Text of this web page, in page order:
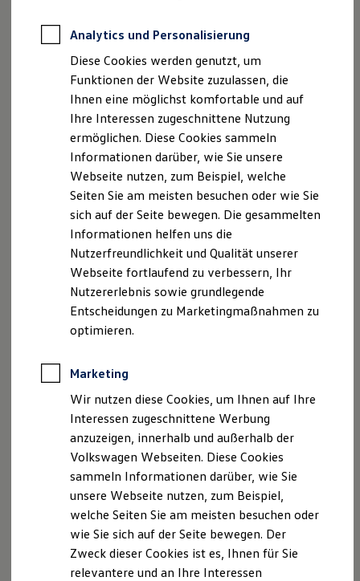
Zertifizierte Gebrauchtwagen
Für Privatkunden
Für Gewerbekunden
Leasing
Für Privatkunden
Für Gewerbekunden
Versicherungen & Garantien
Garantien
Kfz-Versicherung für Nutzfahrzeuge
Restschuldversicherung
Wartungsverträge
Besitzer & Service
Reparatur & Service
Sommer-Special
Reparatur, Pflege & Inspektion
Servicetermin anfragen
Service-Vorteile bei Volkswagen Nutzfahrzeuge
ServicePlus
Economy Service
Räder & Reifen Service
Ersatzfahrzeuge
Software, Konnektivität & Apps
California App
VW Connect für Ihren ID. Buzz
VW Connect für Ihren Transporter/Caravelle
VW Connect für Ihren Amarok
VW Connect für andere Modelle
Connect Pro
Fleet Interface Data
Multistop Pathfinder
Übersicht Software Updates
Hilfreiches für Besitzer
Fahrerassistenz- und Sicherheitssysteme
Kontrollleuchten
Kurzfahrprofile und Ölverdünnung
Analytics und Personalisierung
Diese Cookies werden genutzt, um
Funktionen der Website zuzulassen, die
Ihnen eine möglichst komfortable und auf
Ihre Interessen zugeschnittene Nutzung
ermöglichen. Diese Cookies sammeln
Informationen darüber, wie Sie unsere
Webseite nutzen, zum Beispiel, welche
Seiten Sie am meisten besuchen oder wie Sie
sich auf der Seite bewegen. Die gesammelten
Informationen helfen uns die
Nutzerfreundlichkeit und Qualität unserer
Webseite fortlaufend zu verbessern, Ihr
Nutzererlebnis sowie grundlegende
Entscheidungen zu Marketingmaßnahmen zu
optimieren.
Marketing
Wir nutzen diese Cookies, um Ihnen auf Ihre
Interessen zugeschnittene Werbung
anzuzeigen, innerhalb und außerhalb der
Volkswagen Webseiten. Diese Cookies
sammeln Informationen darüber, wie Sie
unsere Webseite nutzen, zum Beispiel,
welche Seiten Sie am meisten besuchen oder
wie Sie sich auf der Seite bewegen. Der
Zweck dieser Cookies ist es, Ihnen für Sie
relevantere und an Ihre Interessen